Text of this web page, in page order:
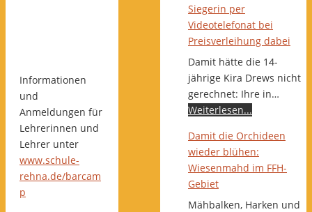
Informationen
und
Anmeldungen für
Lehrerinnen und
Lehrer unter
www.schule-
rehna.de/barcam
p
Siegerin per
Videotelefonat bei
Preisverleihung dabei
Damit hätte die 14-
jährige Kira Drews nicht
gerechnet: Ihre in…
Weiterlesen...
Damit die Orchideen
wieder blühen:
Wiesenmahd im FFH-
Gebiet
Mähbalken, Harken und